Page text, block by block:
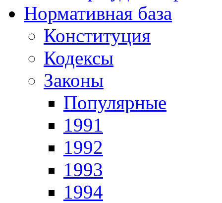
Нормативная база
Конституция
Кодексы
Законы
Популярные
1991
1992
1993
1994